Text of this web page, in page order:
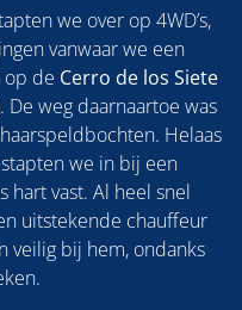
we over op 4WD’s,
vanwaar we een
op de Cerro de los Siete
De weg daarnaartoe was
Helaas
we in bij een
vast. Al heel snel
uitstekende chauffeur
veilig bij hem, ondanks